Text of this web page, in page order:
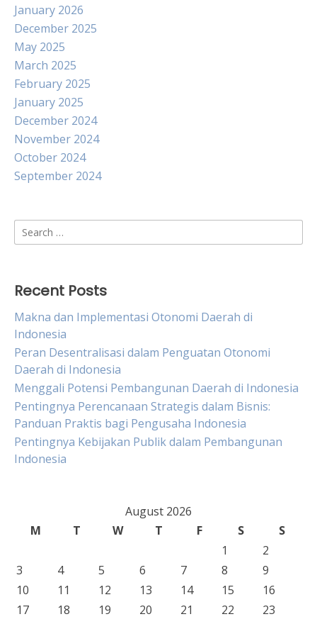
January 2026
December 2025
May 2025
March 2025
February 2025
January 2025
December 2024
November 2024
October 2024
September 2024
Search
for:
Recent Posts
Makna dan Implementasi Otonomi Daerah di
Indonesia
Peran Desentralisasi dalam Penguatan Otonomi
Daerah di Indonesia
Menggali Potensi Pembangunan Daerah di Indonesia
Pentingnya Perencanaan Strategis dalam Bisnis:
Panduan Praktis bagi Pengusaha Indonesia
Pentingnya Kebijakan Publik dalam Pembangunan
Indonesia
August 2026
M
T W T F S
S
1
2
3
4 5 6 7 8
9
10
11 12 13 14 15
16
17
18 19 20 21 22
23